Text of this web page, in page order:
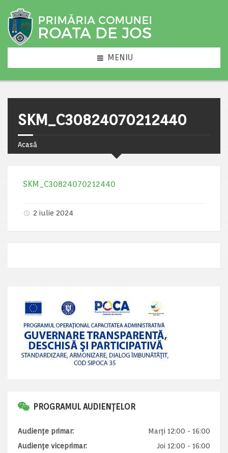
MENIU
SKM_C30824070212440
Acasă
SKM_C30824070212440
2 iulie 2024
PROGRAMUL AUDIENȚELOR
Audiențe primar:
Marți 12:00 - 16:00
Audiențe viceprimar:
Joi 12:00 - 16:00